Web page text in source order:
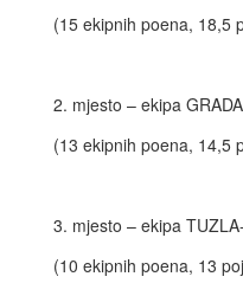
(15 ekipnih poena, 18,5
2. mjesto – ekipa
(13 ekipnih poena, 14,5
3. mjesto – ekipa
(10 ekipnih poena, 13